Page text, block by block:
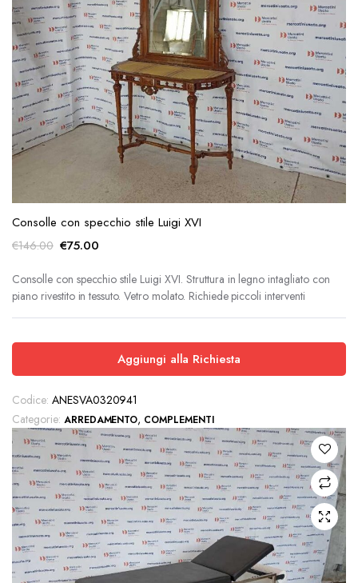
Consolle con specchio stile Luigi XVI
€146.00 Il
originale
era:
€146.00.
€75.00Il
attuale
è:
€75.00.
Consolle con specchio stile Luigi XVI. Struttura in legno intagliato con
piano rivestito in tessuto. Vetro molato. Richiede piccoli interventi
Aggiungi alla Richiesta
Codice: ANESVA0320941
Categorie: ARREDAMENTO, COMPLEMENTI